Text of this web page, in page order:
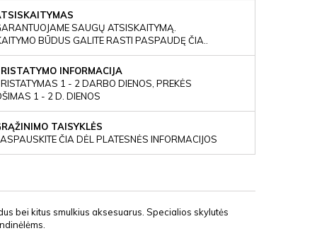
SAUGŲ ATSISKAITYMĄ.
BŪDUS GALITE RASTI PASPAUDĘ ČIA..
INFORMACIJA
1 - 2 DARBO DIENOS, PREKĖS
1 - 2 D. DIENOS
TAISYKLĖS
ČIA DĖL PLATESNĖS INFORMACIJOS
bei kitus smulkius aksesuarus. Specialios skylutės